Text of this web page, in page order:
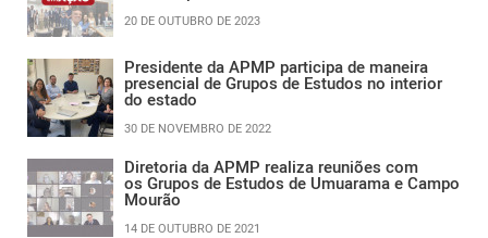
20 DE OUTUBRO DE 2023
Presidente da APMP participa de maneira
presencial de Grupos de Estudos no interior
do estado
30 DE NOVEMBRO DE 2022
Diretoria da APMP realiza reuniões com
os Grupos de Estudos de Umuarama e Campo
Mourão
14 DE OUTUBRO DE 2021